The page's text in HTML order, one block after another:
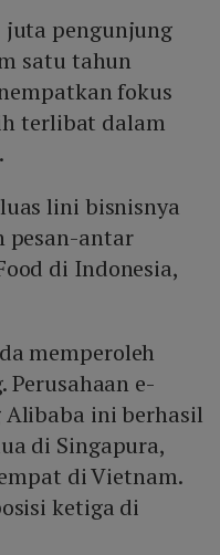
juta pengunjung
satu tahun
fokus
terlibat dalam
lini bisnisnya
pesan-antar
di Indonesia,
memperoleh
e-
Alibaba ini berhasil
di Singapura,
di Vietnam.
ketiga di